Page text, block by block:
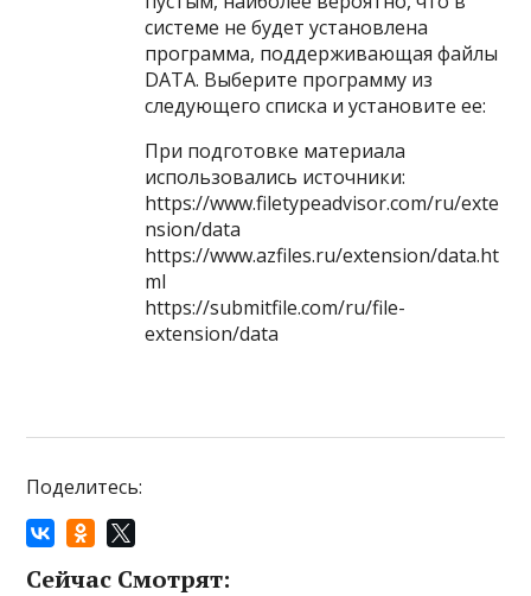
системе не будет установлена
программа, поддерживающая файлы
DATA. Выберите программу из
следующего списка и установите ее:
При подготовке материала
использовались источники:
https://www.filetypeadvisor.com/ru/exte
nsion/data
https://www.azfiles.ru/extension/data.ht
ml
https://submitfile.com/ru/file-
extension/data
Поделитесь:
Сейчас Смотрят: